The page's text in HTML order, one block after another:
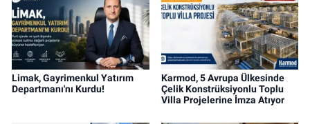
Limak, Gayrimenkul Yatırım
Departmanı'nı Kurdu!
Karmod, 5 Avrupa Ülkesinde
Çelik Konstrüksiyonlu Toplu
Villa Projelerine İmza Atıyor